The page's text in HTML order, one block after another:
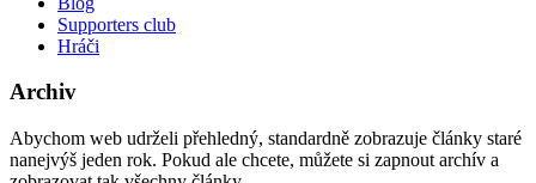
Supporters club
Hráči
Archiv
Abychom web udrželi přehledný, standardně zobrazuje články staré
nanejvýš jeden rok. Pokud ale chcete, můžete si zapnout archív a